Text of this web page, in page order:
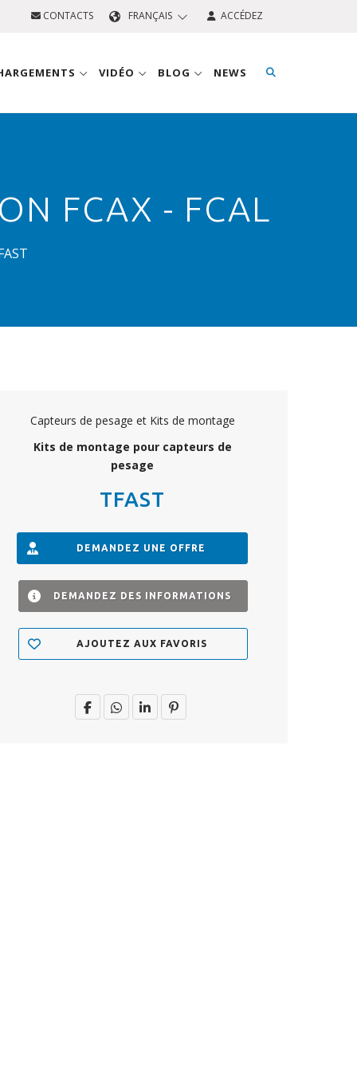
CONTACTS FRANÇAIS ACCÉDEZ
VIDÉO BLOG NEWS
FCAX - FCAL
Capteurs de pesage et Kits de montage
Kits de montage pour capteurs de
pesage
TFAST
DEMANDEZ UNE OFFRE
DEMANDEZ DES INFORMATIONS
AJOUTEZ AUX FAVORIS